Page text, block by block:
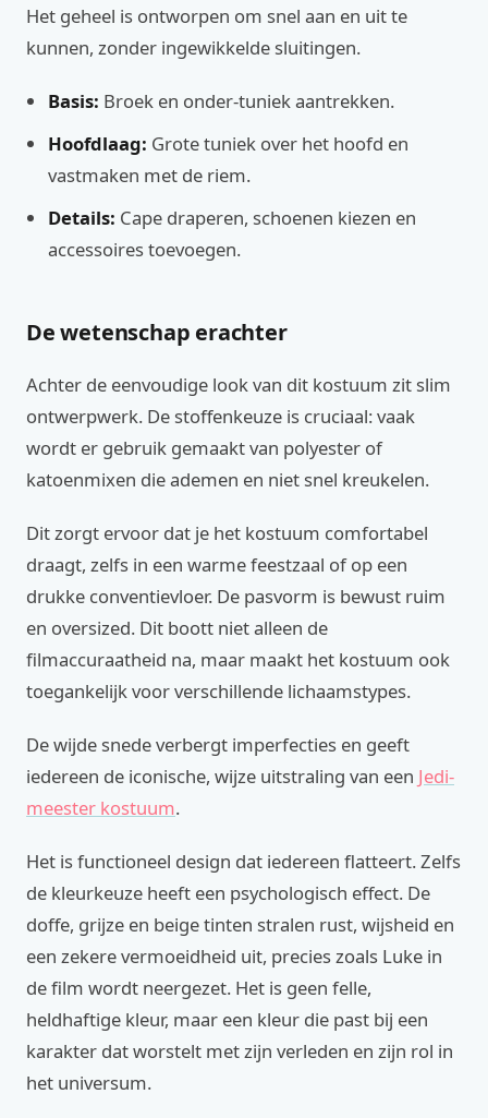
Het geheel is ontworpen om snel aan en uit te
kunnen, zonder ingewikkelde sluitingen.
Basis: Broek en onder-tuniek aantrekken.
Hoofdlaag: Grote tuniek over het hoofd en
vastmaken met de riem.
Details: Cape draperen, schoenen kiezen en
accessoires toevoegen.
De wetenschap erachter
Achter de eenvoudige look van dit kostuum zit slim
ontwerpwerk. De stoffenkeuze is cruciaal: vaak
wordt er gebruik gemaakt van polyester of
katoenmixen die ademen en niet snel kreukelen.
Dit zorgt ervoor dat je het kostuum comfortabel
draagt, zelfs in een warme feestzaal of op een
drukke conventievloer. De pasvorm is bewust ruim
en oversized. Dit boott niet alleen de
filmaccuraatheid na, maar maakt het kostuum ook
toegankelijk voor verschillende lichaamstypes.
De wijde snede verbergt imperfecties en geeft
iedereen de iconische, wijze uitstraling van een Jedi-
meester kostuum.
Het is functioneel design dat iedereen flatteert. Zelfs
de kleurkeuze heeft een psychologisch effect. De
doffe, grijze en beige tinten stralen rust, wijsheid en
een zekere vermoeidheid uit, precies zoals Luke in
de film wordt neergezet. Het is geen felle,
heldhaftige kleur, maar een kleur die past bij een
karakter dat worstelt met zijn verleden en zijn rol in
het universum.